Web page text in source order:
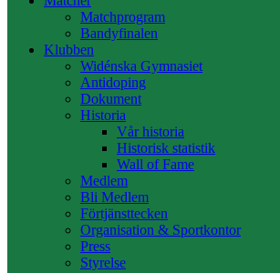
Matchprogram
Bandyfinalen
Klubben
Widénska Gymnasiet
Antidoping
Dokument
Historia
Vår historia
Historisk statistik
Wall of Fame
Medlem
Bli Medlem
Förtjänsttecken
Organisation & Sportkontor
Press
Styrelse